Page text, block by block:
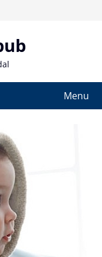
Menu